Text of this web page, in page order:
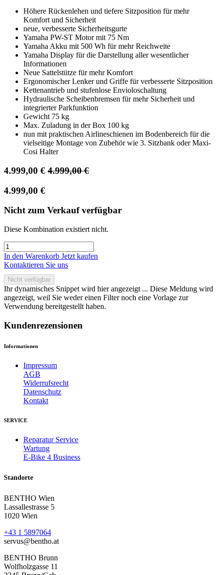
Höhere Rückenlehen und tiefere Sitzposition für mehr
Komfort und Sicherheit
neue, verbesserte Sicherheitsgurte
Yamaha PW-ST Motor mit 75 Nm
Yamaha Akku mit 500 Wh für mehr Reichweite
Yamaha Display für die Darstellung aller wesentlicher
Informationen
Neue Sattelstütze für mehr Komfort
Ergonomischer Lenker und Griffe für verbesserte Sitzposition
Kettenantrieb und stufenlose Envioloschaltung
Hydraulische Scheibenbremsen für mehr Sicherheit und
integrierter Parkfunktion
Gewicht 75 kg
Max. Zuladung in der Box 100 kg
nun mit praktischen Airlineschienen im Bodenbereich für die
vielseitige Montage von Zubehör wie 3. Sitzbank oder Maxi-
Cosi Halter
4.999,00 € 4.999,00€
4.999,00 €
Nicht zum Verkauf verfügbar
Diese Kombination existiert nicht.
In den Warenkorb Jetzt kaufen
Kontaktieren Sie uns
Nicht verfügbar
Ihr dynamisches Snippet wird hier angezeigt ... Diese Meldung wird
angezeigt, weil Sie weder einen Filter noch eine Vorlage zur
Verwendung bereitgestellt haben.
Kundenrezensionen
Informationen
Impressum
AGB
Widerrufsrecht
Datenschutz
Kontakt
SERVICE
Reparatur Service
Wartung
E-Bike 4 Business
Standorte
BENTHO Wien
Lassallestrasse 5
1020 Wien
+43 1 5897064
servus@bentho.at
BENTHO Brunn
Wolfholzgasse 11